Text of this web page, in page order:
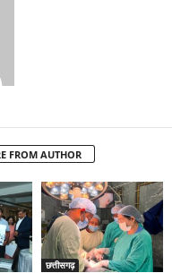
FROM AUTHOR
छत्तीसगढ़